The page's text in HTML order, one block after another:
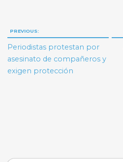
Navegación
de
entradas
PREVIOUS:
Periodistas protestan por
asesinato de compañeros y
exigen protección